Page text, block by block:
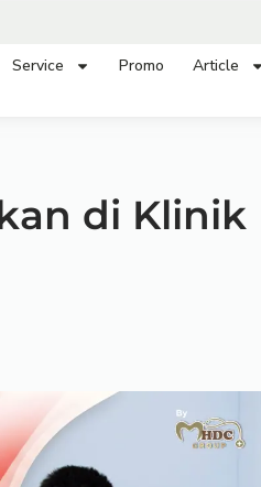
Service Promo Article
di Klinik